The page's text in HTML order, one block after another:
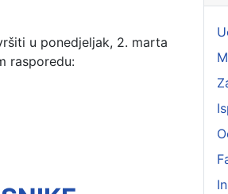
u ponedjeljak, 2. marta
rasporedu: